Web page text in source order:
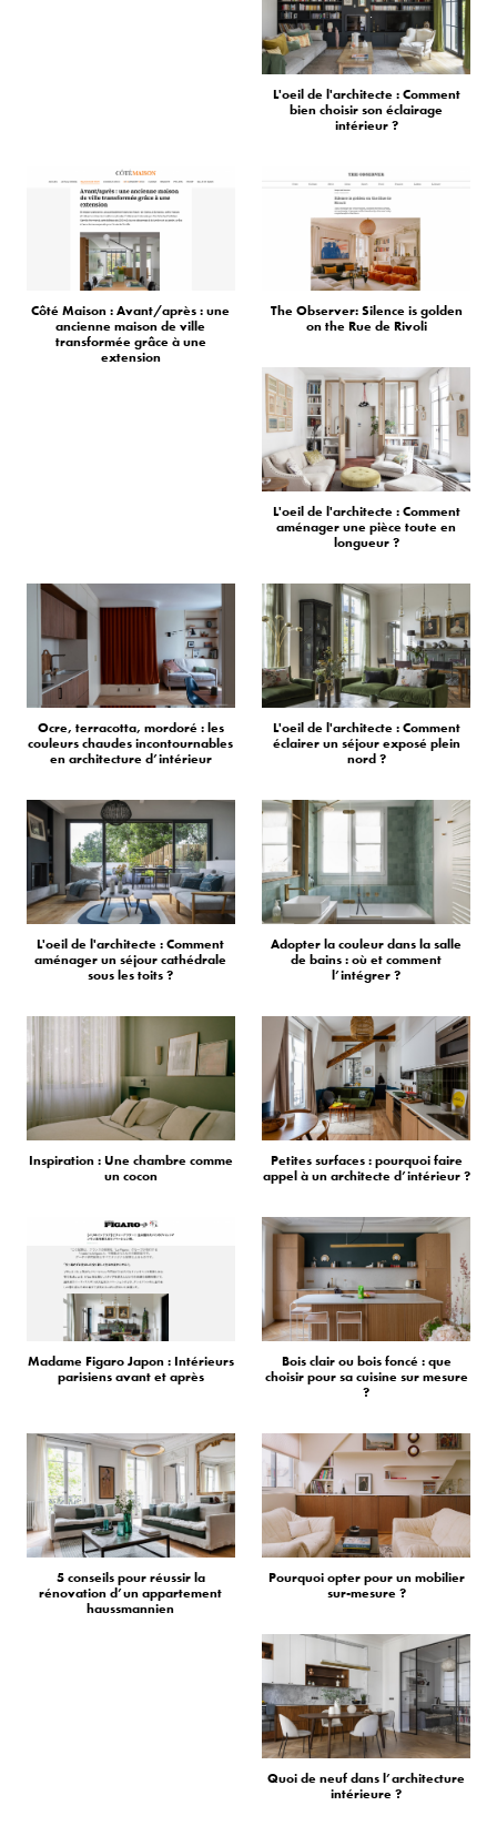
L'oeil de l'architecte : Comment
bien choisir son éclairage
intérieur ?
Côté Maison : Avant/après : une
ancienne maison de ville
transformée grâce à une
extension
The Observer: Silence is golden
on the Rue de Rivoli
L'oeil de l'architecte : Comment
aménager une pièce toute en
longueur ?
Ocre, terracotta, mordoré : les
couleurs chaudes incontournables
en architecture d’intérieur
L'oeil de l'architecte : Comment
éclairer un séjour exposé plein
nord ?
L'oeil de l'architecte : Comment
aménager un séjour cathédrale
sous les toits ?
Adopter la couleur dans la salle
de bains : où et comment
l’intégrer ?
Inspiration : Une chambre comme
un cocon
Petites surfaces : pourquoi faire
appel à un architecte d’intérieur ?
Madame Figaro Japon : Intérieurs
parisiens avant et après
Bois clair ou bois foncé : que
choisir pour sa cuisine sur mesure
?
5 conseils pour réussir la
rénovation d’un appartement
haussmannien
Pourquoi opter pour un mobilier
sur-mesure ?
Quoi de neuf dans l’architecture
intérieure ?